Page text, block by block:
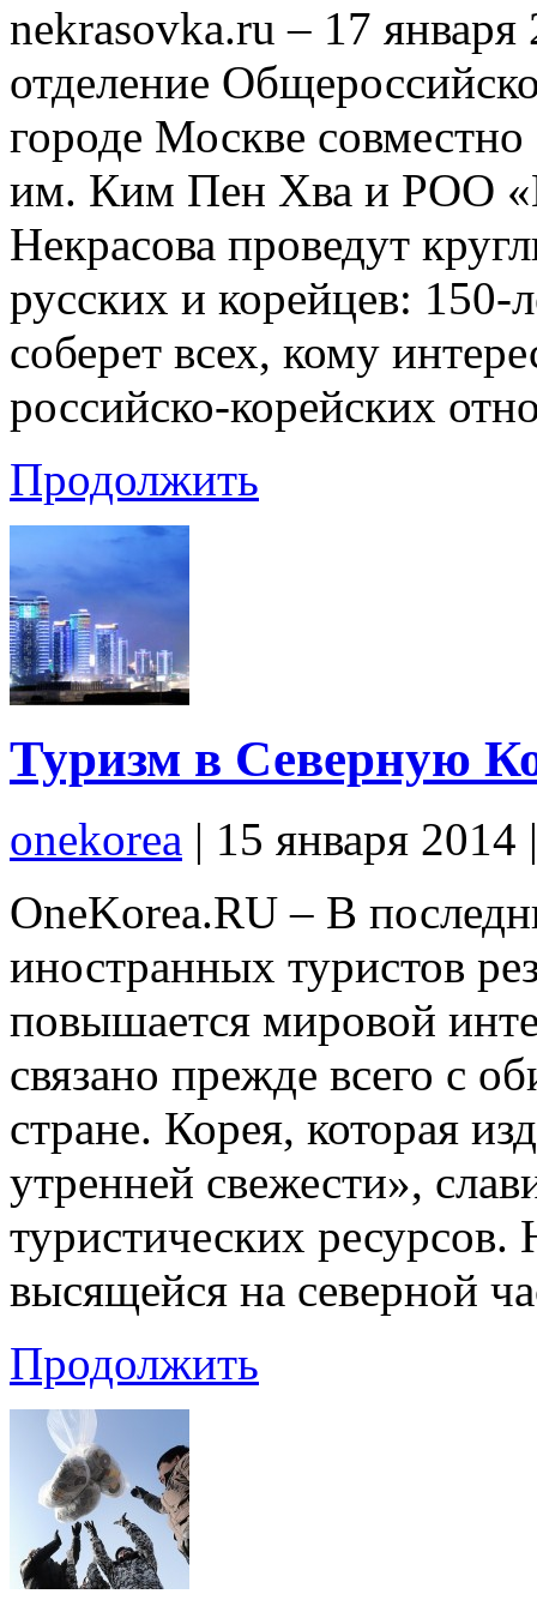
nekrasovka.ru – 17 января
отделение
городе Москве
им. Ким Пен Хва и РОО
Некрасова проведут
русских и корейцев: 150-
соберет всех, кому
российско-корейских
Продолжить
Туризм в Северную
onekorea | 15 января 2014
OneKorea.RU – В
иностранных туристов
повышается мировой
связано прежде всего с
стране. Корея, которая
утренней свежести»,
туристических
высящейся на северной
Продолжить